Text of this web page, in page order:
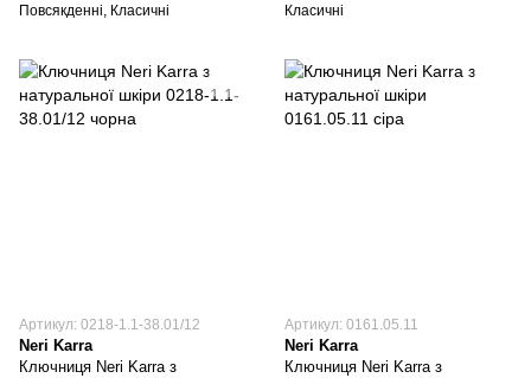
Повсякденні, Класичні
Класичні
Артикул: 0218-1.1-38.01/12
Neri Karra
Ключниця Neri Karra з
Артикул: 0161.05.11
Neri Karra
Ключниця Neri Karra з